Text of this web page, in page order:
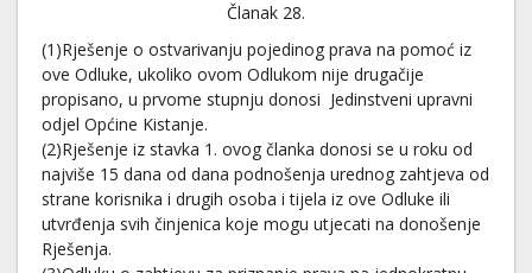
Članak 28.
(1)Rješenje o ostvarivanju pojedinog prava na pomoć iz
ove Odluke, ukoliko ovom Odlukom nije drugačije
propisano, u prvome stupnju donosi Jedinstveni upravni
odjel Općine Kistanje.
(2)Rješenje iz stavka 1. ovog članka donosi se u roku od
najviše 15 dana od dana podnošenja urednog zahtjeva od
strane korisnika i drugih osoba i tijela iz ove Odluke ili
utvrđenja svih činjenica koje mogu utjecati na donošenje
Rješenja.